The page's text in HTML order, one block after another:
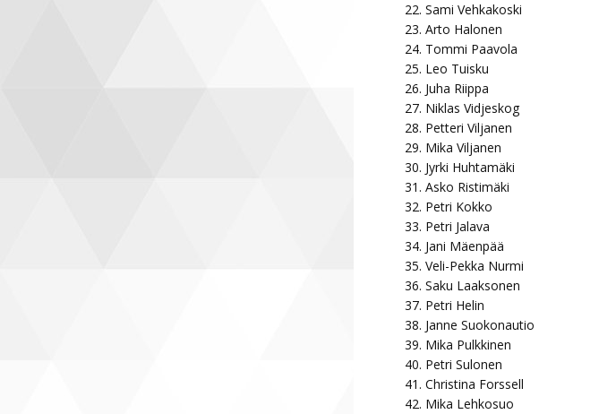
Sami Vehkakoski
Arto Halonen
Tommi Paavola
Leo Tuisku
Juha Riippa
Niklas Vidjeskog
Petteri Viljanen
Mika Viljanen
Jyrki Huhtamäki
Asko Ristimäki
Petri Kokko
Petri Jalava
Jani Mäenpää
Veli-Pekka Nurmi
Saku Laaksonen
Petri Helin
Janne Suokonautio
Mika Pulkkinen
Petri Sulonen
Christina Forssell
Mika Lehkosuo